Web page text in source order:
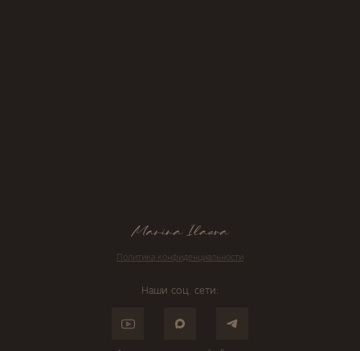
Политика конфиденциальности
Наши соц. сети: